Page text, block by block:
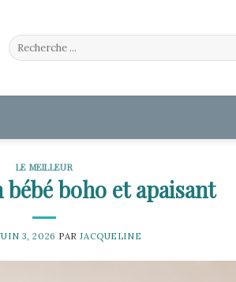
LE MEILLEUR
boho et apaisant
3, 2026 PARJACQUELINE